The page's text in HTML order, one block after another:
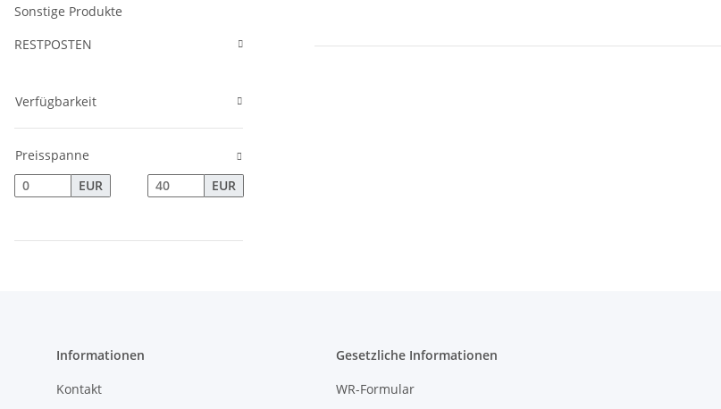
Sonstige Produkte
RESTPOSTEN
Verfügbarkeit
Preisspanne
EUR
EUR
Informationen
Kontakt
Gesetzliche Informationen
WR-Formular